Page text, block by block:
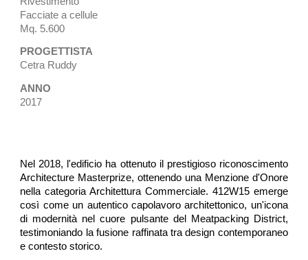
Facciate a cellule
Mq. 5.600
PROGETTISTA
Cetra Ruddy
ANNO
2017
Nel 2018, l'edificio ha ottenuto il prestigioso riconoscimento
Architecture Masterprize, ottenendo una Menzione d'Onore
nella categoria Architettura Commerciale. 412W15 emerge
così come un autentico capolavoro architettonico, un'icona
di modernità nel cuore pulsante del Meatpacking District,
testimoniando la fusione raffinata tra design contemporaneo
e contesto storico.